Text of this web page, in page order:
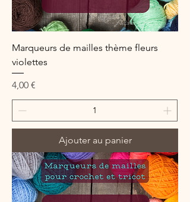
Marqueurs de mailles thème fleurs
violettes
Prix
4,00 €
Ajouter au panier